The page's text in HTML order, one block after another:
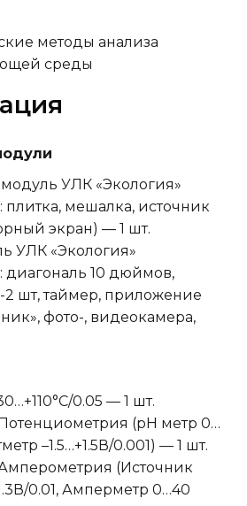
методы анализа
среды
УЛК «Экология»
плитка, мешалка, источник
экран) — 1 шт.
УЛК «Экология»
диагональ 10 дюймов,
шт, таймер, приложение
фото-, видеокамера,
0.05 — 1 шт.
(pH метр 0…
–1.5…+1.5В/0.001) — 1 шт.
(Источник
0.01, Амперметр 0…40